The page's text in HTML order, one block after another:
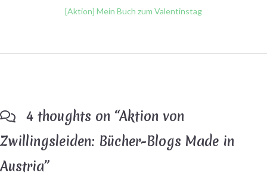
[Aktion] Mein Buch zum Valentinstag
4 thoughts on “Aktion von
Zwillingsleiden: Bücher-Blogs Made in
Austria”